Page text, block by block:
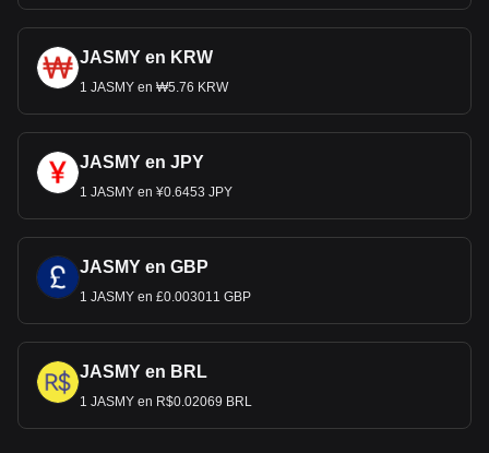
JASMY en KRW
1 JASMY en ₩5.76 KRW
JASMY en JPY
1 JASMY en ¥0.6453 JPY
JASMY en GBP
1 JASMY en £0.003011 GBP
JASMY en BRL
1 JASMY en R$0.02069 BRL